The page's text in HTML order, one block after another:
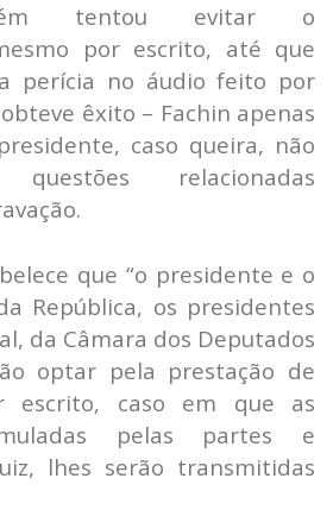
tentou evitar o
por escrito, até que
perícia no áudio feito por
êxito – Fachin apenas
caso queira, não
relacionadas
que “o presidente e o
República, os presidentes
da Câmara dos Deputados
optar pela prestação de
escrito, caso em que as
pelas partes e
lhes serão transmitidas